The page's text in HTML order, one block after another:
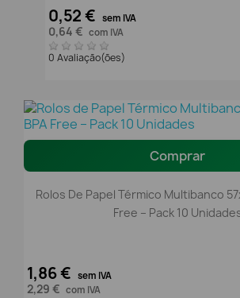
0,52 € sem IVA
0,64 € com IVA
0 Avaliação(ões)
Comprar
Rolos De Papel Térmico Multibanco
Free – Pack 10
1,86 € sem IVA
2,29 € com IVA